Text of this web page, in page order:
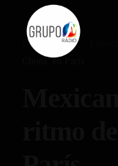
Home Blog
Chona’ en París